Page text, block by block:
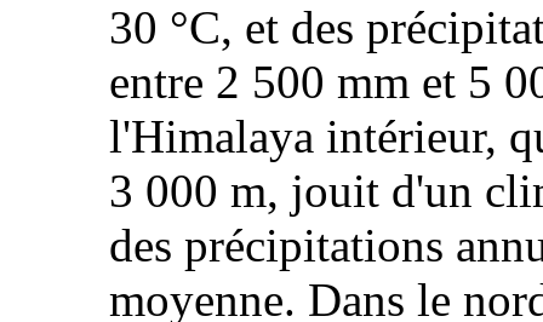
30 °C, et des
entre 2 500 mm et 5
l'Himalaya intérieur,
3 000 m, jouit d'un
des précipitations
moyenne. Dans le